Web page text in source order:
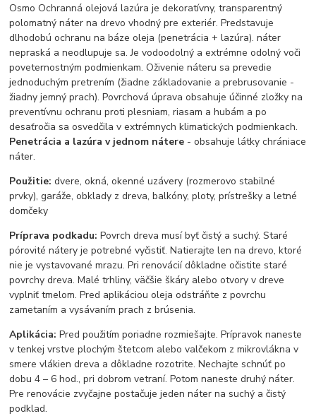
Osmo Ochranná olejová lazúra je dekoratívny, transparentný
polomatný náter na drevo vhodný pre exteriér. Predstavuje
dlhodobú ochranu na báze oleja (penetrácia + lazúra). náter
nepraská a neodlupuje sa. Je vodoodolný a extrémne odolný voči
poveternostným podmienkam. Oživenie náteru sa prevedie
jednoduchým pretrením (žiadne základovanie a prebrusovanie -
žiadny jemný prach). Povrchová úprava obsahuje účinné zložky na
preventívnu ochranu proti plesniam, riasam a hubám a po
desaťročia sa osvedčila v extrémnych klimatických podmienkach.
Penetrácia a lazúra v jednom nátere - obsahuje látky chrániace
náter.
Použitie: dvere, okná, okenné uzávery (rozmerovo stabilné
prvky), garáže, obklady z dreva, balkóny, ploty, prístrešky a letné
domčeky
Príprava podkadu: Povrch dreva musí byť čistý a suchý. Staré
pórovité nátery je potrebné vyčistiť. Natierajte len na drevo, ktoré
nie je vystavované mrazu. Pri renovácií dôkladne očistite staré
povrchy dreva. Malé trhliny, väčšie škáry alebo otvory v dreve
vyplniť tmelom. Pred aplikáciou oleja odstráňte z povrchu
zametaním a vysávaním prach z brúsenia.
Aplikácia:Pred použitím poriadne rozmiešajte. Prípravok naneste
v tenkej vrstve plochým štetcom alebo valčekom z mikrovlákna v
smere vlákien dreva a dôkladne rozotrite. Nechajte schnúť po
dobu 4 – 6 hod., pri dobrom vetraní. Potom naneste druhý náter.
Pre renovácie zvyčajne postačuje jeden náter na suchý a čistý
podklad.